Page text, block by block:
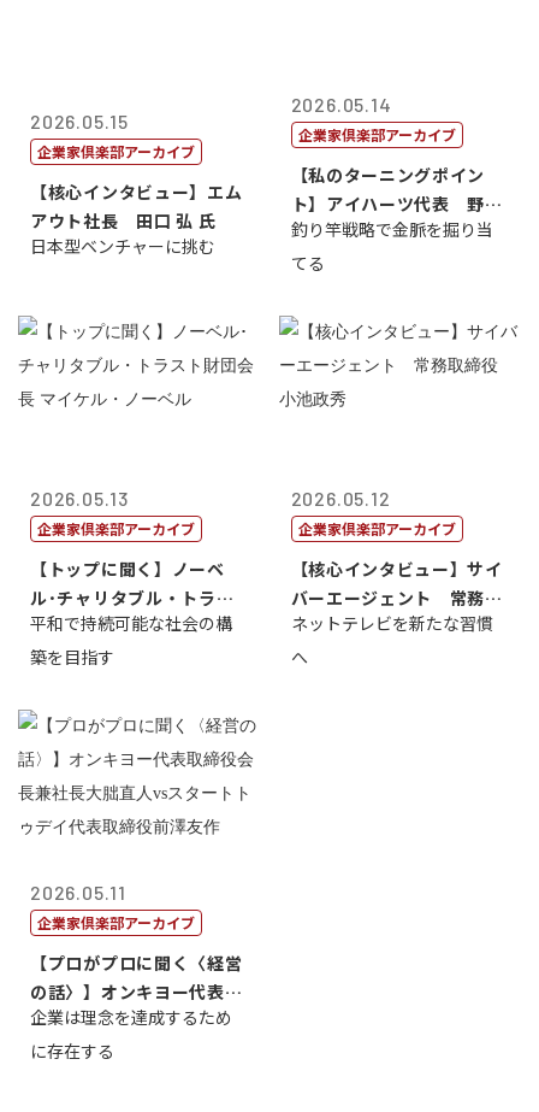
2026.05.15
企業家倶楽部アーカイブ
【核心インタビュー】エム
アウト社長 田口 弘 氏
日本型ベンチャーに挑む
2026.05.14
企業家倶楽部アーカイブ
【私のターニングポイン
ト】アイハーツ代表 野田
憲史
釣り竿戦略で金脈を掘り当
てる
2026.05.13
企業家倶楽部アーカイブ
【トップに聞く】ノーベ
ル･チャリタブル・トラス
ト財団会長 マ...
平和で持続可能な社会の構
築を目指す
2026.05.12
企業家倶楽部アーカイブ
【核心インタビュー】サイ
バーエージェント 常務取
締役 小池政...
ネットテレビを新たな習慣
へ
2026.05.11
企業家倶楽部アーカイブ
【プロがプロに聞く〈経営
の話〉】オンキヨー代表取
締役会長兼社...
企業は理念を達成するため
に存在する